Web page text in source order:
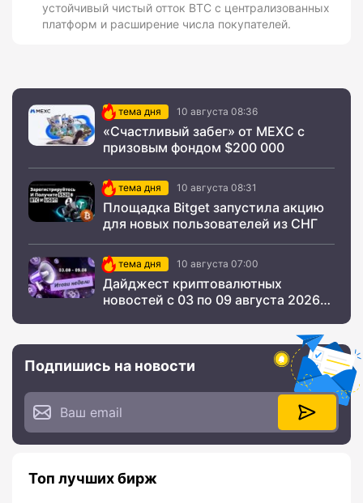
устойчивый чистый отток BTC с централизованных
платформ и расширение числа покупателей.
тема дня 10 августа 08:36
«Счастливый забег» от MEXC с
призовым фондом $200 000
тема дня 10 августа 08:31
Площадка Bitget запустила акцию
для новых пользователей из СНГ
тема дня 10 августа 07:00
Дайджест криптовалютных
новостей с 03 по 09 августа 2026
Подпишись на новости
Топ лучших бирж